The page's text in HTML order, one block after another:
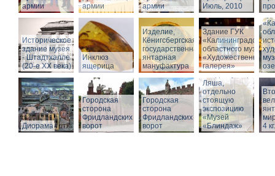
армии
армии
армии
Июль, 2010
Историческое
здание музея
- Штадтхалле
(20-е XX века)
Инклюз
ящерица
Изделие,
Кёнигсбергская
государственная
янтарная
мануфактура
Здание ГУК
«Калининградского
областного музея
«Художественная
галерея»
Диорама
Городская
сторона
Фридландских
ворот
Городская
сторона
Фридландских
ворот
Вход в бункер
Ляша,
отдельно
стоящую
экспозицию
«Музей
«Блиндаж»
4